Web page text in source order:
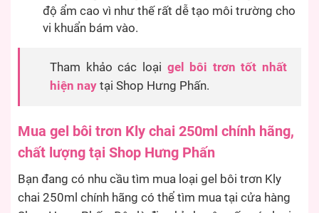
độ ẩm cao vì như thế rất dễ tạo môi trường cho
vi khuẩn bám vào.
Tham khảo các loại gel bôi trơn tốt nhất
hiện nay tại Shop Hưng Phấn.
Mua gel bôi trơn Kly chai 250ml chính hãng,
chất lượng tại Shop Hưng Phấn
Bạn đang có nhu cầu tìm mua loại gel bôi trơn Kly
chai 250ml chính hãng có thể tìm mua tại cửa hàng